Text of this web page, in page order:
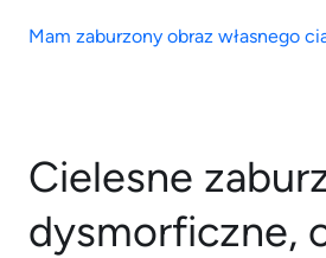
Mam zaburzony obraz własnego
Cielesne
dysmorficzne,